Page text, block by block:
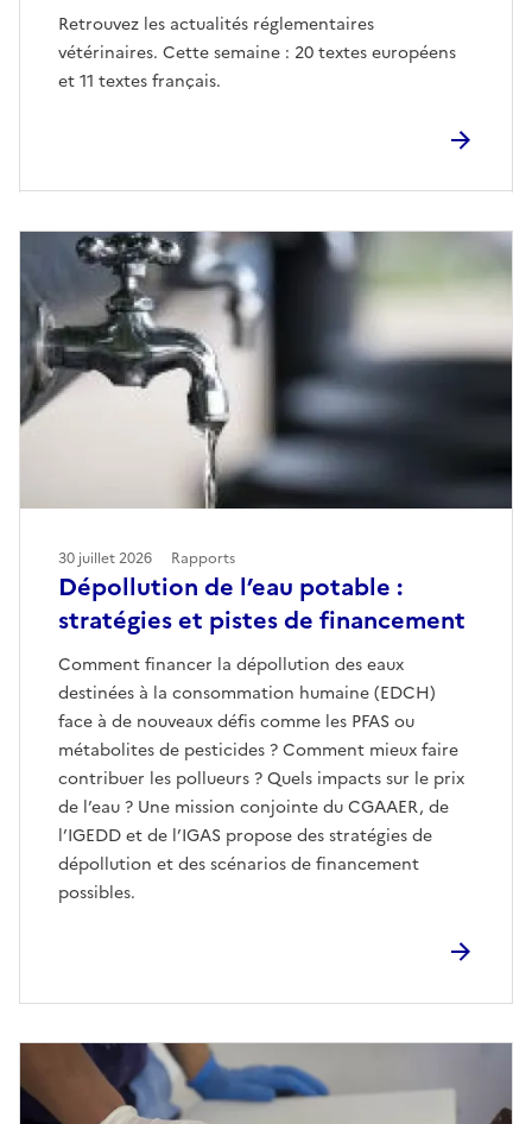
Retrouvez les actualités réglementaires
vétérinaires. Cette semaine : 20 textes européens
et 11 textes français.
Dépollution de l’eau potable :
stratégies et pistes de financement
Comment financer la dépollution des eaux
destinées à la consommation humaine (EDCH)
face à de nouveaux défis comme les PFAS ou
métabolites de pesticides ? Comment mieux faire
contribuer les pollueurs ? Quels impacts sur le prix
de l’eau ? Une mission conjointe du CGAAER, de
l’IGEDD et de l’IGAS propose des stratégies de
dépollution et des scénarios de financement
possibles.
30 juillet 2026 Rapports